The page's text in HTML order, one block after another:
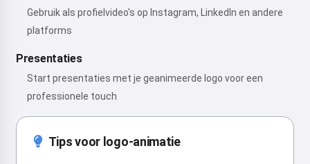
Gebruik als profielvideo's op Instagram, LinkedIn en andere
platforms
Presentaties
Start presentaties met je geanimeerde logo voor een
professionele touch
Tips voor logo-animatie